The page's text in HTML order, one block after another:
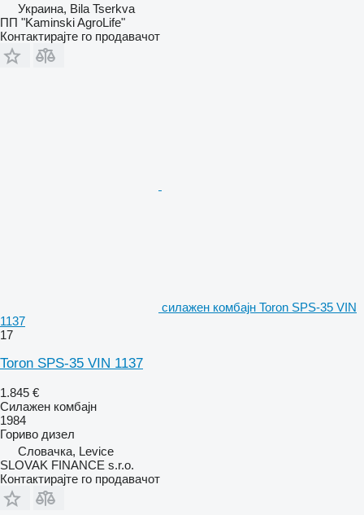
Украина, Bila Tserkva
ПП "Kaminski AgroLife"
Контактирајте го продавачот
силажен комбајн Toron SPS-35 VIN
1137
17
Toron SPS-35 VIN 1137
1.845 €
Силажен комбајн
1984
Гориво дизел
Словачка, Levice
SLOVAK FINANCE s.r.o.
Контактирајте го продавачот